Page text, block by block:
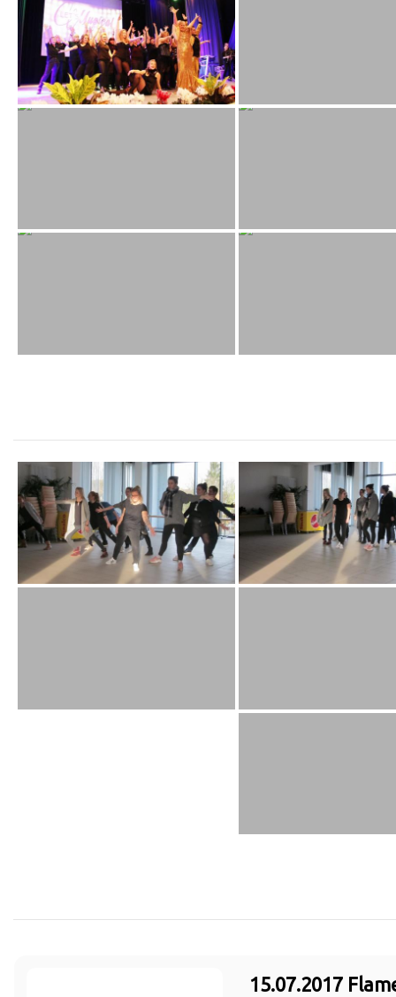
15.07.2017